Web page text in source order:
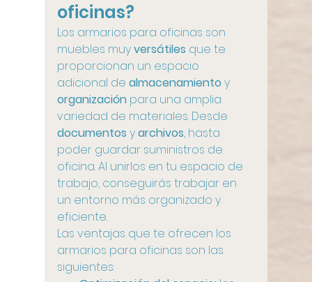
oficinas?
Los armarios para oficinas son
muebles muy versátiles que te
proporcionan un espacio
adicional de almacenamiento y
organización para una amplia
variedad de materiales. Desde
documentos y archivos, hasta
poder guardar suministros de
oficina. Al unirlos en tu espacio de
trabajo, conseguirás trabajar en
un entorno más organizado y
eficiente.
Las ventajas que te ofrecen los
armarios para oficinas son las
siguientes: